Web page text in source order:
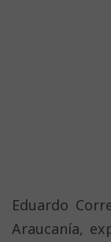
Eduardo
Araucanía,